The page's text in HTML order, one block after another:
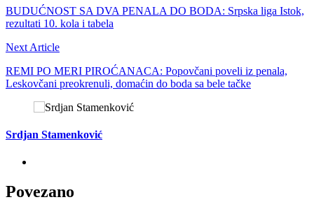
BUDUĆNOST SA DVA PENALA DO BODA: Srpska liga Istok,
rezultati 10. kola i tabela
Next Article
REMI PO MERI PIROĆANACA: Popovčani poveli iz penala,
Leskovčani preokrenuli, domaćin do boda sa bele tačke
Srdjan Stamenković
Povezano